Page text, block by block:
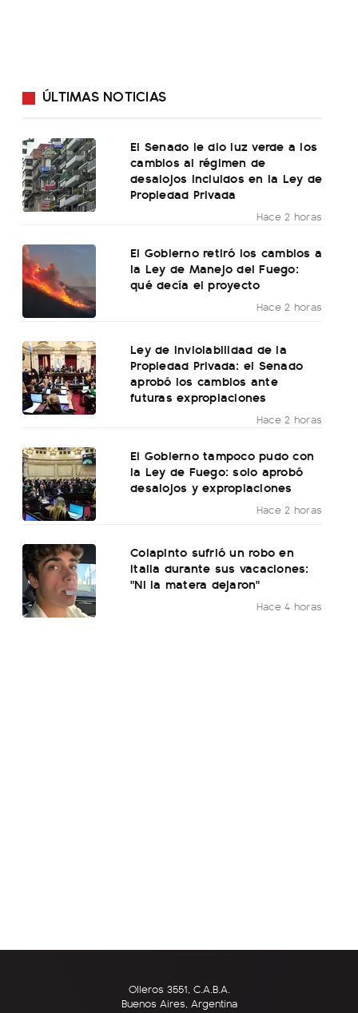
ÚLTIMAS NOTICIAS
El Senado le dio luz verde a los
cambios al régimen de
desalojos incluidos en la Ley de
Propiedad Privada
Hace 2 horas
El Gobierno retiró los cambios a
la Ley de Manejo del Fuego:
qué decía el proyecto
Hace 2 horas
Ley de Inviolabilidad de la
Propiedad Privada: el Senado
aprobó los cambios ante
futuras expropiaciones
Hace 2 horas
El Gobierno tampoco pudo con
la Ley de Fuego: solo aprobó
desalojos y expropiaciones
Hace 2 horas
Colapinto sufrió un robo en
Italia durante sus vacaciones:
"Ni la matera dejaron"
Hace 4 horas
Olleros 3551, C.A.B.A.
Buenos Aires, Argentina